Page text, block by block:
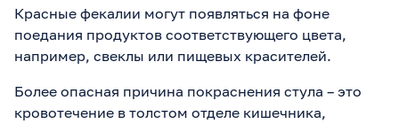
Красные фекалии могут появляться на фоне
поедания продуктов соответствующего цвета,
например, свеклы или пищевых красителей.
Более опасная причина покраснения стула – это
кровотечение в толстом отделе кишечника,